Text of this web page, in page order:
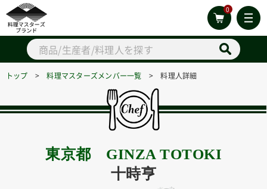
0
トップ >料理マスターズメンバー一覧 > 料理人詳細
東京都 GINZA TOTOKI
十時亨